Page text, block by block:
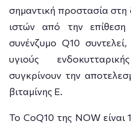
σημαντική προστασία
ιστών από την
συνένζυμο Q10
υγιούς
συγκρίνουν την
βιταμίνης Ε.
Το CoQ10 της NOW